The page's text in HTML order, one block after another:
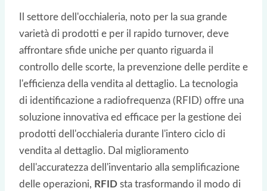
Il settore dell'occhialeria, noto per la sua grande
varietà di prodotti e per il rapido turnover, deve
affrontare sfide uniche per quanto riguarda il
controllo delle scorte, la prevenzione delle perdite e
l'efficienza della vendita al dettaglio. La tecnologia
di identificazione a radiofrequenza (RFID) offre una
soluzione innovativa ed efficace per la gestione dei
prodotti dell'occhialeria durante l'intero ciclo di
vendita al dettaglio. Dal miglioramento
dell'accuratezza dell'inventario alla semplificazione
delle operazioni, RFID sta trasformando il modo di